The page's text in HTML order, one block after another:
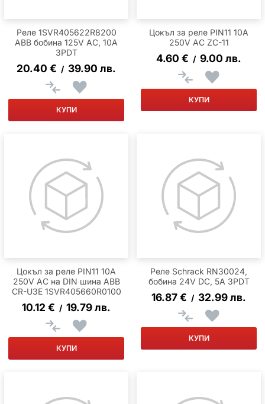
Реле 1SVR405622R8200
ABB бобина 125V AC, 10A
3PDT
20.40 € / 39.90 лв.
КУПИ
Цокъл за реле PIN11 10A
250V AC ZC-11
4.60 € / 9.00 лв.
КУПИ
Цокъл за реле PIN11 10A
250V AC на DIN шина ABB
CR-U3E 1SVR405660R0100
10.12 € / 19.79лв.
КУПИ
Реле Schrack RN30024,
бобина 24V DC, 5A 3PDT
16.87€ / 32.99лв.
КУПИ